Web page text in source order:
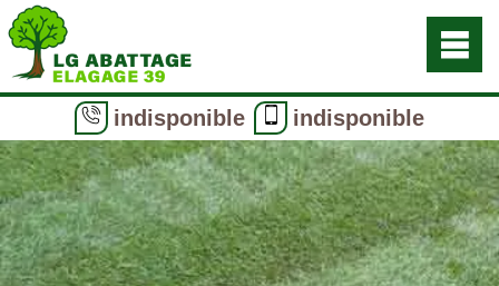
indisponible indisponible